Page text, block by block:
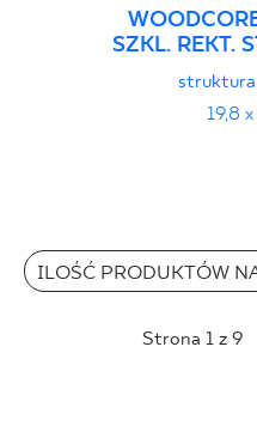
SZKL. REKT.
19,8
ILOŚĆ PRODUKTÓW
Strona 1 z 9